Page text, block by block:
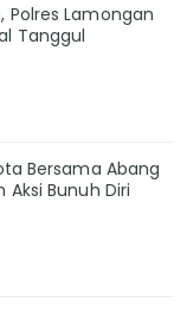
Polres Lamongan
Tanggul
Bersama Abang
Aksi Bunuh Diri